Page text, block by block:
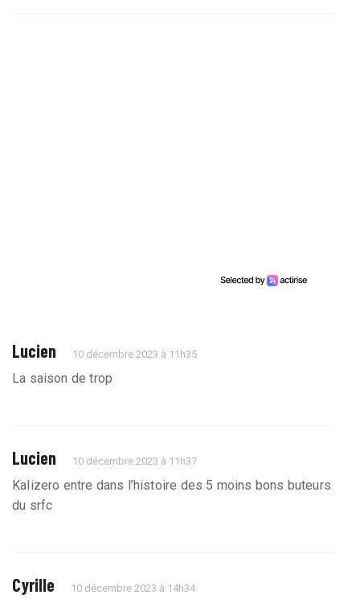
Lucien 10 décembre 2023 à 11h35
La saison de trop
Lucien 10 décembre 2023 à 11h37
Kalizero entre dans l’histoire des 5 moins bons buteurs
du srfc
Cyrille 10 décembre 2023 à 14h34